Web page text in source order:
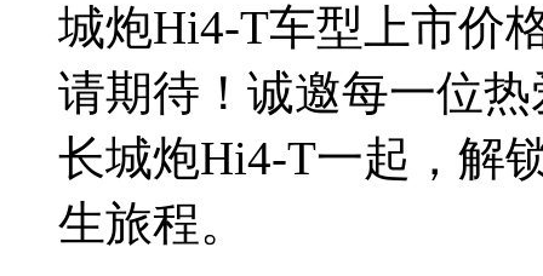
城炮Hi4-T车型上市价
请期待！诚邀每一位
长城炮Hi4-T一起，解
生旅程。